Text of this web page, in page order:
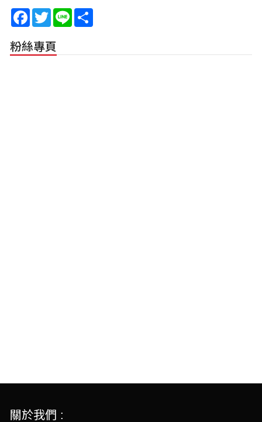
Facebook
TwitterLine
粉絲專頁
關於我們 :